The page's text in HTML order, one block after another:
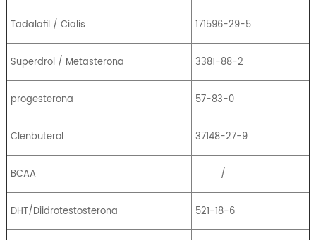
Tadalafil / Cialis 171596-29-5
Superdrol / Metasterona 3381-88-2
progesterona 57-83-0
Clenbuterol 37148-27-9
BCAA /
DHT/Diidrotestosterona 521-18-6